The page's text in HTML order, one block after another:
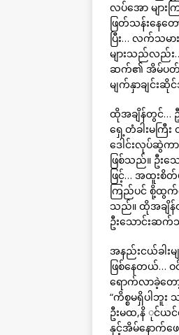
လပ်အော မျာ
ဖြတ်သန်းနေတ
ပြီး… လက်သမာ
များသည်လည်း
ဆက်၏ အိမ်ပတ်
မျက်နှာချင်
ထိုအချိန်တွင်… ဦ
ရှေ့တံခါးမကြီ
ဒေါင်းလုပ်ဆွဲ
ဖြစ်သည်။ ဦး
ဖြင့်… အထူးစိ
ကြည်ပင် စို့ထွ
သည်။ ထိုအချိန်
ဦးသောင်းဆ
အနည်းငယ်ခါး
ဖြစ်နေတယ်…
ရောက်လာခဲ့တေ
“ကိစ္စမရှိပါဘူ
ဦးမထ,နိ ုင်ယင်
နှင့်အိမ်နောက်